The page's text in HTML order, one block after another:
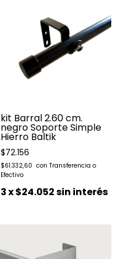
kit Barral 2.60 cm.
negro Soporte Simple
Hierro Baltik
$72.156
$61.332,60
3x$24.052sin interés